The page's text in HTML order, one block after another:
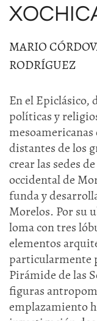
MARIO
RODRÍGUEZ
En el Epiclásico,
políticas y
distantes de los
crear las sedes
occidental de
funda y
Morelos. Por su
loma con tres
elementos
particularmente
Pirámide de las
figuras
emplazamiento